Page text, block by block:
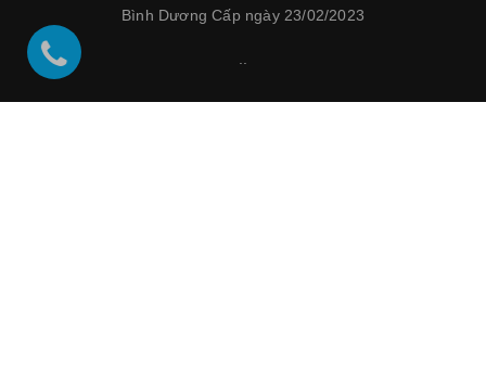
Bình Dương Cấp ngày 23/02/2023